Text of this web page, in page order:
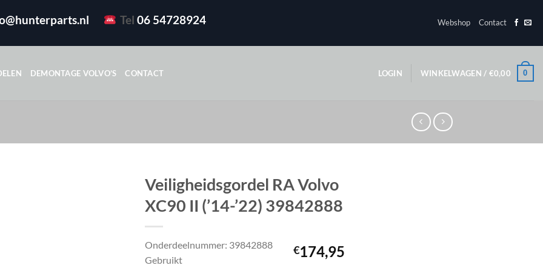
Tel 06 54728924 Webshop Contact
DEMONTAGE VOLVO’S CONTACT LOGIN WINKELWAGEN / €0,00 0
Veiligheidsgordel RA Volvo
XC90 II (’14-’22) 39842888
€174,95
Onderdeelnummer: 39842888
Gebruikt